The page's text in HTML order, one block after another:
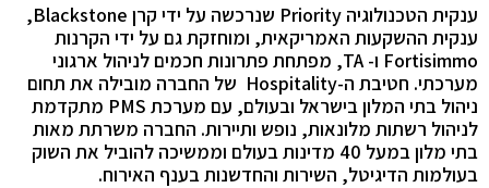
ענקית הטכנולוגיה Priority שנרכשה על ידי קרן Blackstone,
ענקית ההשקעות האמריקאית, ומוחזקת גם על ידי הקרנות
Fortisimmo ו- TA, מפתחת פתרונות חכמים לניהול ארגוני
מערכתי. חטיבת ה-Hospitality של החברה מובילה את תחום
ניהול בתי המלון בישראל ובעולם, עם מערכת PMS מתקדמת
לניהול רשתות מלונאות, נופש ותיירות. החברה משרתת מאות
בתי מלון במעל 40 מדינות בעולם וממשיכה להוביל את השוק
בעולמות הדיגיטל, השירות והחדשנות בענף האירוח.